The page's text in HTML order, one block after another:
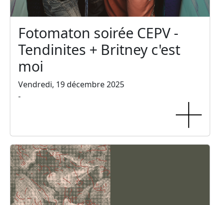
Fotomaton soirée CEPV -
Tendinites + Britney c'est
moi
Vendredi, 19 décembre 2025
-